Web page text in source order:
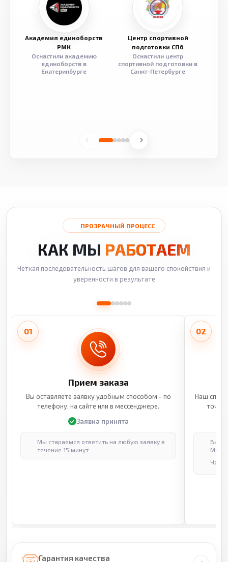
Академия единоборств
РМК
Оснастили академию
единоборств в
Екатеринбурге
Центр спортивной
подготовки СПб
Оснастили центр
спортивной подготовки в
Санкт-Петербурге
ПРОЗРАЧНЫЙ ПРОЦЕСС
КАК МЫ РАБОТАЕМ
Четкая последовательность шагов для вашего спокойствия и
уверенности в результате
01
Прием заказа
Вы оставляете заявку удобным способом - по
телефону, на сайте или в мессенджере.
Заявка принята
Мы стараемся ответить на любую заявку в
течение 15 минут
02
Наш
Гарантия качества